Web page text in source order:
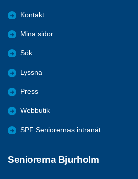
Kontakt
Mina sidor
Sök
Lyssna
Press
Webbutik
SPF Seniorernas intranät
Seniorerna Bjurholm